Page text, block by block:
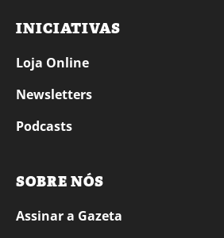
INICIATIVAS
Loja Online
Newsletters
Podcasts
SOBRE NÓS
Assinar a Gazeta